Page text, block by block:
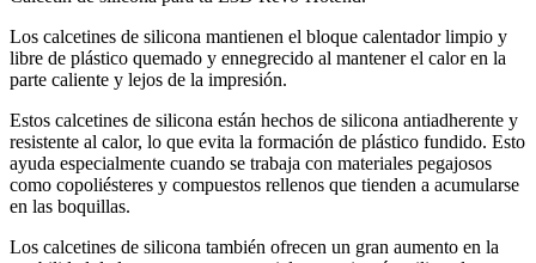
Los calcetines de silicona mantienen el bloque calentador limpio y
libre de plástico quemado y ennegrecido al mantener el calor en la
parte caliente y lejos de la impresión.
Estos calcetines de silicona están hechos de silicona antiadherente y
resistente al calor, lo que evita la formación de plástico fundido. Esto
ayuda especialmente cuando se trabaja con materiales pegajosos
como copoliésteres y compuestos rellenos que tienden a acumularse
en las boquillas.
Los calcetines de silicona también ofrecen un gran aumento en la